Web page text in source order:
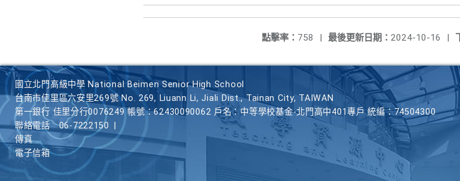
最後更新日期： 2024-10-16 |
點擊率： 758 |
國立北門高級中學 National Beimen Senior High School
台南市佳里區六安里269號 No. 269, Liuann Li, Jiali Dist., Tainan City, TAIWAN
第一銀行 佳里分行0076249 帳號：62430090062 戶名：中等學校基金-北門高中401專戶 統編：74504300
聯絡電話
06-7222150
傳真
電子信箱